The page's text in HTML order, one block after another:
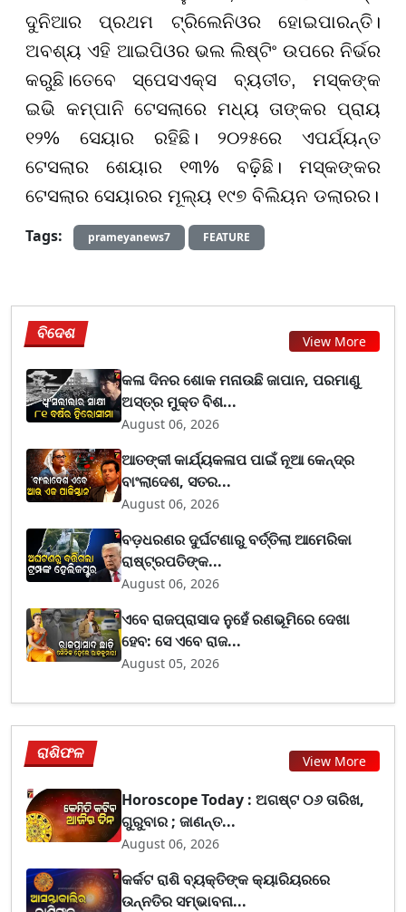
ଦୁନିଆର ପ୍ରଥମ ଟ୍ରିଲେନିଓର ହୋଇପାରନ୍ତି।
ଅବଶ୍ୟ ଏହି ଆଇପିଓର ଭଲ ଲିଷ୍ଟିଂ ଉପରେ ନିର୍ଭର
କରୁଛି।ତେବେ ସ୍ପେସଏକ୍ସ ବ୍ୟତୀତ, ମସ୍କଙ୍କ
ଇଭି କମ୍ପାନି ଟେସଲାରେ ମଧ୍ୟ ତାଙ୍କର ପ୍ରାୟ
୧୨% ସେୟାର ରହିଛି। ୨୦୨୫ରେ ଏପର୍ଯ୍ୟନ୍ତ
ଟେସଲାର ଶେୟାର ୧୩% ବଢ଼ିଛି। ମସ୍କଙ୍କର
ଟେସଲାର ସେୟାରର ମୂଲ୍ୟ ୧୯୭ ବିଲିୟନ ଡଲାରର।
Tags:
prameyanews7 FEATURE
ବିଦେଶ View More
କଳା ଦିନର ଶୋକ ମନାଉଛି ଜାପାନ, ପରମାଣୁ
ଅସ୍ତ୍ର ମୁକ୍ତ ବିଶ...
August 06, 2026
ଆତଙ୍କୀ କାର୍ଯ୍ୟକଳାପ ପାଇଁ ନୂଆ କେନ୍ଦ୍ର
ବାଂଲାଦେଶ, ସତର...
August 06, 2026
ବଡ଼ଧରଣର ଦୁର୍ଘଟଣାରୁ ବର୍ତ୍ତିଲା ଆମେରିକା
ରାଷ୍ଟ୍ରପତିଙ୍କ...
August 06, 2026
ଏବେ ରାଜପ୍ରାସାଦ ନୁହେଁ ରଣଭୂମିରେ ଦେଖା
ହେବ: ସେ ଏବେ ରାଜ...
August 05, 2026
ରାଶିଫଳ View More
Horoscope Today : ଅଗଷ୍ଟ ୦୬ ତାରିଖ,
ଗୁରୁବାର ; ଜାଣନ୍ତ...
August 06, 2026
କର୍କଟ ରାଶି ବ୍ୟକ୍ତିଙ୍କ କ୍ୟାରିୟରରେ
ଉନ୍ନତିର ସମ୍ଭାବନା...